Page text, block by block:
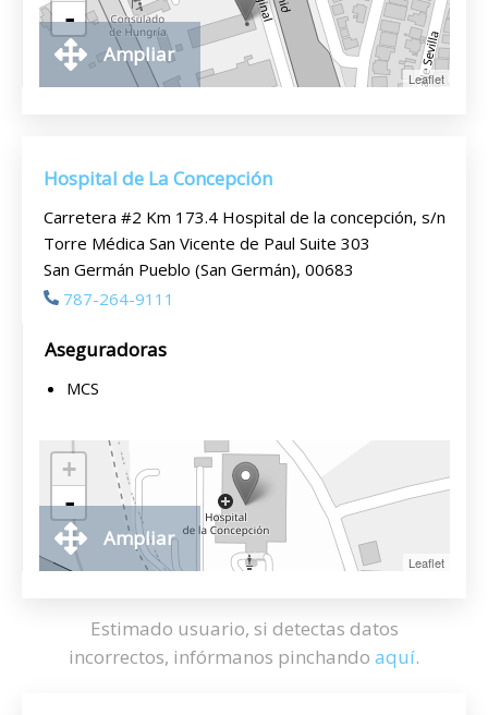
-
Leaflet
Ampliar
Hospital de La Concepción
Carretera #2 Km 173.4 Hospital de la concepción, s/n
Torre Médica San Vicente de Paul Suite 303
San Germán Pueblo (San Germán), 00683
787-264-9111
Aseguradoras
MCS
+
-
Leaflet
Ampliar
Estimado usuario, si detectas datos
incorrectos, infórmanos pinchando aquí.